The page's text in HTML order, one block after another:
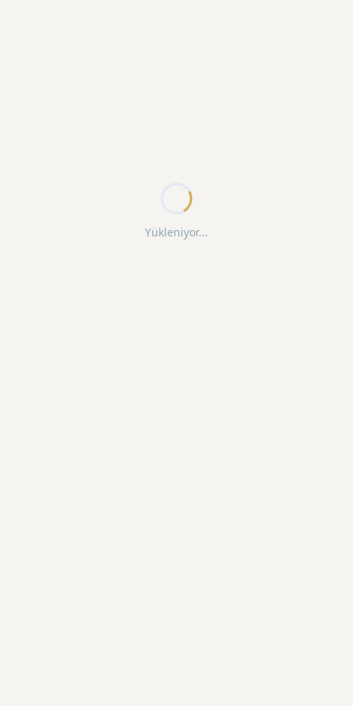
Yükleniyor...